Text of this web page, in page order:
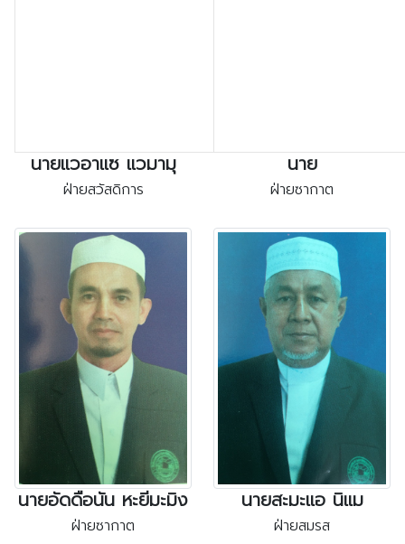
นายแวอาแซ แวมามุ
ฝ่ายสวัสดิการ
นาย
ฝ่ายซากาต
นายอัดดือนัน หะยีมะมิง
ฝ่ายซากาต
นายสะมะแอ นิแม
ฝ่ายสมรส